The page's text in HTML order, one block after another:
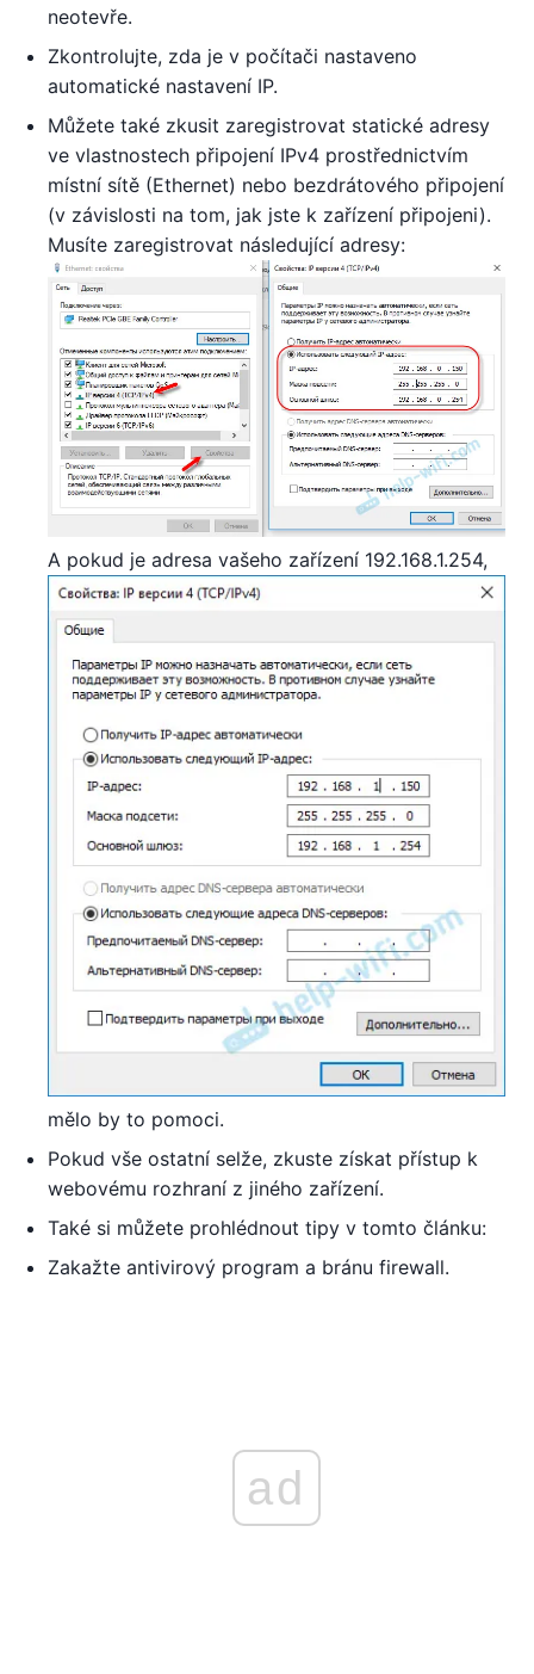
neotevře.
Zkontrolujte, zda je v počítači nastaveno
automatické nastavení IP.
Můžete také zkusit zaregistrovat statické adresy
ve vlastnostech připojení IPv4 prostřednictvím
místní sítě (Ethernet) nebo bezdrátového připojení
(v závislosti na tom, jak jste k zařízení připojeni).
Musíte zaregistrovat následující adresy:
A pokud je adresa vašeho zařízení 192.168.1.254,
mělo by to pomoci.
Pokud vše ostatní selže, zkuste získat přístup k
webovému rozhraní z jiného zařízení.
Také si můžete prohlédnout tipy v tomto článku:
Zakažte antivirový program a bránu firewall.
ad